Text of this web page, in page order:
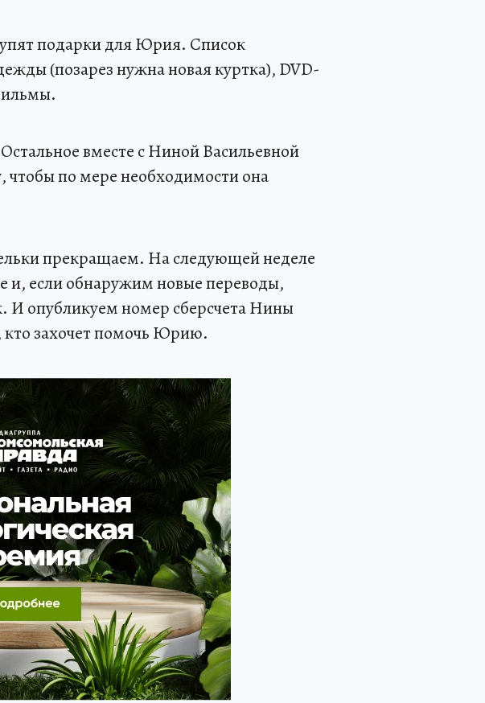
подарки для Юрия. Список
(позарез нужна новая куртка), DVD-
вместе с Ниной Васильевной
по мере необходимости она
прекращаем. На следующей неделе
если обнаружим новые переводы,
И опубликуем номер сберсчета Нины
кто захочет помочь Юрию.